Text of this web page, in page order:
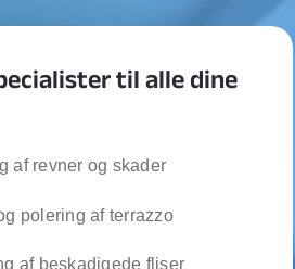
af køkken
til alle dine
af revner og skader
polering af terrazzo
af beskadigede fliser